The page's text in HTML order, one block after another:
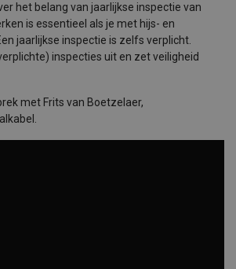
het belang van jaarlijkse inspectie van
is essentieel als je met hijs- en
jaarlijkse inspectie is zelfs verplicht.
inspecties uit en zet veiligheid
met Frits van Boetzelaer,